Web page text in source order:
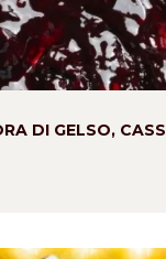
DI GELSO,